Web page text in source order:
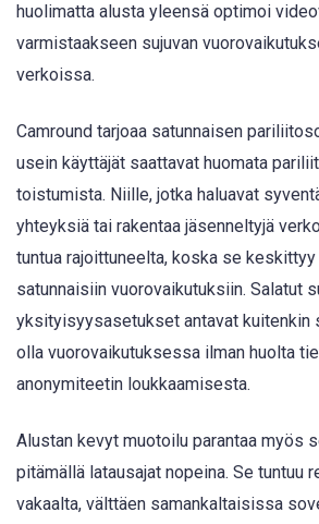
huolimatta alusta yleensä optimoi
varmistaakseen sujuvan
verkoissa.
Camround tarjoaa satunnaisen
usein käyttäjät saattavat huomata
toistumista. Niille, jotka haluavat
yhteyksiä tai rakentaa jäsenneltyjä
tuntua rajoittuneelta, koska se
satunnaisiin vuorovaikutuksiin. Salatut
yksityisyysasetukset antavat kuitenkin
olla vuorovaikutuksessa ilman huolta
anonymiteetin loukkaamisesta.
Alustan kevyt muotoilu parantaa myös
pitämällä latausajat nopeina. Se tuntuu
vakaalta, välttäen samankaltaisissa